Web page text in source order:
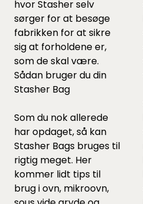
hvor Stasher selv
sørger for at besøge
fabrikken for at sikre
sig at forholdene er,
som de skal være.
Sådan bruger du din
Stasher Bag
Som du nok allerede
har opdaget, så kan
Stasher Bags bruges til
rigtig meget. Her
kommer lidt tips til
brug i ovn, mikroovn,